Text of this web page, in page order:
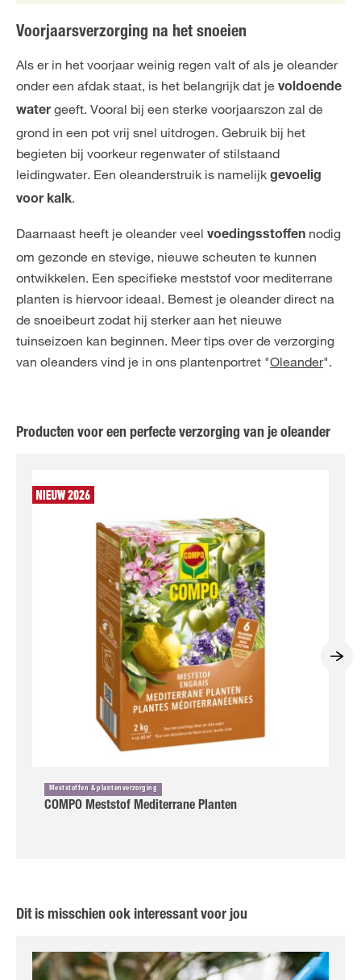
Voorjaarsverzorging na het snoeien
Als er in het voorjaar weinig regen valt of als je oleander
onder een afdak staat, is het belangrijk dat je voldoende
watergeeft. Vooral bij een sterke voorjaarszon zal de
grond in een pot vrij snel uitdrogen. Gebruik bij het
begieten bij voorkeur regenwater of stilstaand
leidingwater. Een oleanderstruik is namelijk gevoelig
voor kalk.
Daarnaast heeft je oleander veel voedingsstoffen nodig
om gezonde en stevige, nieuwe scheuten te kunnen
ontwikkelen. Een specifieke meststof voor mediterrane
planten is hiervoor ideaal. Bemest je oleander direct na
de snoeibeurt zodat hij sterker aan het nieuwe
tuinseizoen kan beginnen. Meer tips over de verzorging
van oleanders vind je in ons plantenportret "Oleander".
Producten voor een perfecte verzorging van je oleander
Meststoffen & plantenverzorging
COMPO Meststof Mediterrane Planten
Dit is misschien ook interessant voor jou